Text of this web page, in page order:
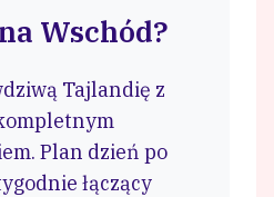
Wschód?
Tajlandię z
Plan dzień po
łączący